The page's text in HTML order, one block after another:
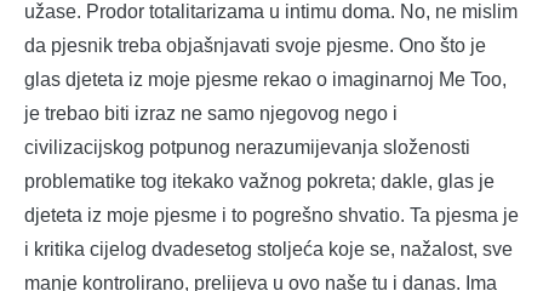
užase. Prodor totalitarizama u intimu doma. No, ne mislim
da pjesnik treba objašnjavati svoje pjesme. Ono što je
glas djeteta iz moje pjesme rekao o imaginarnoj Me Too,
je trebao biti izraz ne samo njegovog nego i
civilizacijskog potpunog nerazumijevanja složenosti
problematike tog itekako važnog pokreta; dakle, glas je
djeteta iz moje pjesme i to pogrešno shvatio. Ta pjesma je
i kritika cijelog dvadesetog stoljeća koje se, nažalost, sve
manje kontrolirano, prelijeva u ovo naše tu i danas. Ima